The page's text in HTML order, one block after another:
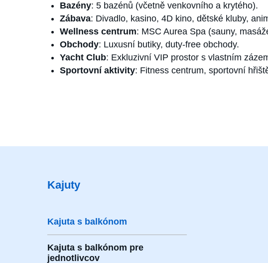
Bazény: 5 bazénů (včetně venkovního a krytého).
Zábava: Divadlo, kasino, 4D kino, dětské kluby,
Wellness centrum: MSC Aurea Spa (sauny,
Obchody: Luxusní butiky, duty-free obchody.
Yacht Club: Exkluzivní VIP prostor s vlastním
Sportovní aktivity: Fitness centrum, sportovní
Kajuty
Kajuta s balkónom
Kajuta s balkónom pre
jednotlivcov